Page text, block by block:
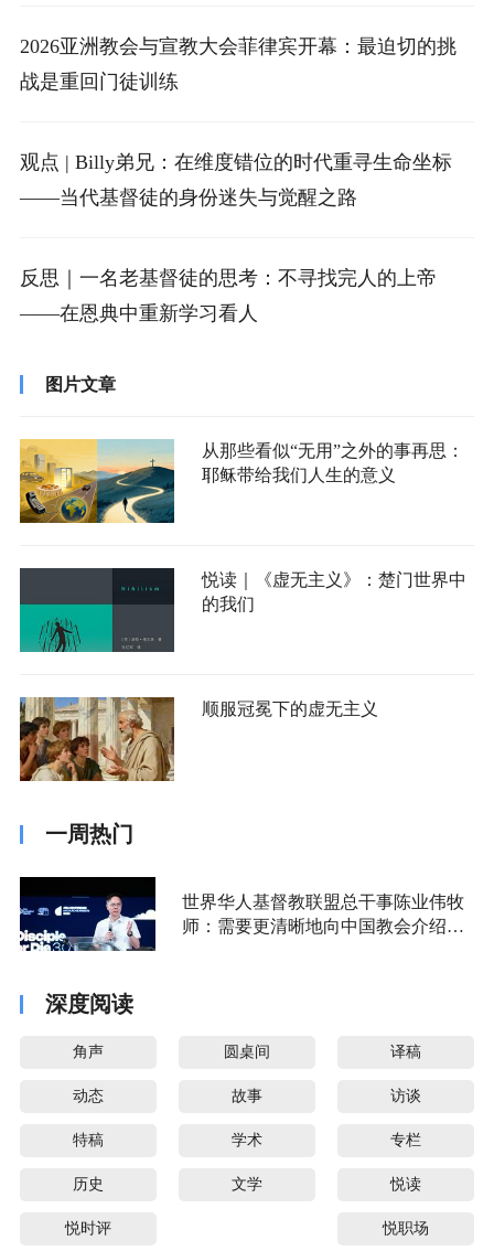
2026亚洲教会与宣教大会菲律宾开幕：最迫切的挑
战是重回门徒训练
观点 | Billy弟兄：在维度错位的时代重寻生命坐标
——当代基督徒的身份迷失与觉醒之路
反思｜一名老基督徒的思考：不寻找完人的上帝
——在恩典中重新学习看人
图片文章
从那些看似“无用”之外的事再思：
耶稣带给我们人生的意义
悦读｜《虚无主义》：楚门世界中
的我们
顺服冠冕下的虚无主义
一周热门
世界华人基督教联盟总干事陈业伟牧
师：需要更清晰地向中国教会介绍福
深度阅读
角声 圆桌间 译稿
动态 故事 访谈
特稿 学术 专栏
历史 文学 悦读
悦时评 悦职场